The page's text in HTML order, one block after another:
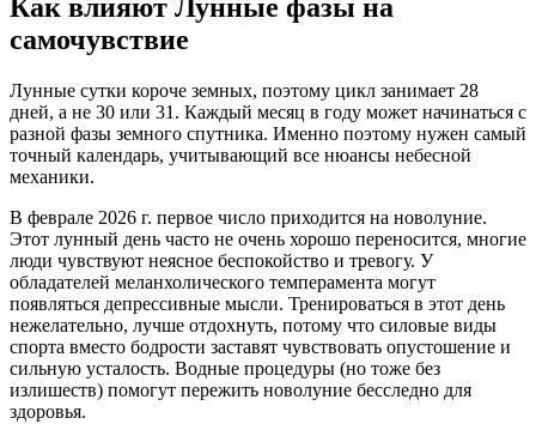
Как влияют Лунные фазы на
самочувствие
Лунные сутки короче земных, поэтому цикл занимает 28
дней, а не 30 или 31. Каждый месяц в году может начинаться с
разной фазы земного спутника. Именно поэтому нужен самый
точный календарь, учитывающий все нюансы небесной
механики.
В феврале 2026 г. первое число приходится на новолуние.
Этот лунный день часто не очень хорошо переносится, многие
люди чувствуют неясное беспокойство и тревогу. У
обладателей меланхолического темперамента могут
появляться депрессивные мысли. Тренироваться в этот день
нежелательно, лучше отдохнуть, потому что силовые виды
спорта вместо бодрости заставят чувствовать опустошение и
сильную усталость. Водные процедуры (но тоже без
излишеств) помогут пережить новолуние бесследно для
здоровья.